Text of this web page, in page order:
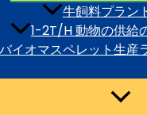
牛飼料プラン
1-2T/H 動物の供給
バイオマスペレット生産